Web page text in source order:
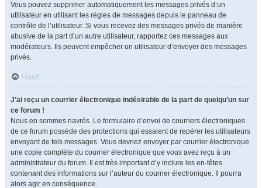
Vous pouvez supprimer automatiquement les messages privés d’un
utilisateur en utilisant les règles de messages depuis le panneau de
contrôle de l’utilisateur. Si vous recevez des messages privés de manière
abusive de la part d’un autre utilisateur, rapportez ces messages aux
modérateurs. Ils peuvent empêcher un utilisateur d’envoyer des messages
privés.
Haut
J’ai reçu un courrier électronique indésirable de la part de quelqu’un sur
ce forum !
Nous en sommes navrés. Le formulaire d’envoi de courriers électroniques
de ce forum possède des protections qui essaient de repérer les utilisateurs
envoyant de tels messages. Vous devriez envoyer par courrier électronique
une copie complète du courrier électronique que vous avez reçu à un
administrateur du forum. Il est très important d’y inclure les en-têtes
contenant des informations sur l’auteur du courrier électronique. Il pourra
alors agir en conséquence.